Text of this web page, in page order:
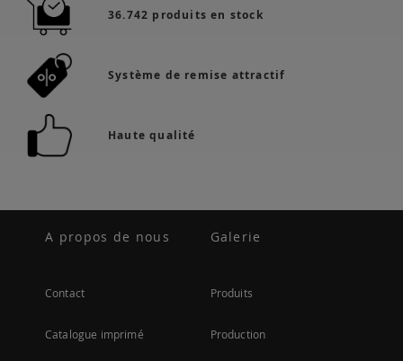
36.742 produits en stock
Système de remise attractif
Haute qualité
A propos de nous
Contact
Catalogue imprimé
Galerie
Produits
Production